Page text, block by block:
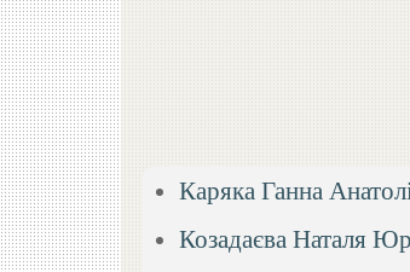
Каряка Ганна
Козадаєва Наталя